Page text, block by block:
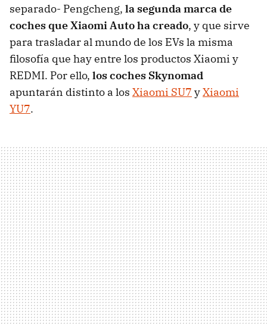
separado- Pengcheng, la segunda marca de
coches que Xiaomi Auto ha creado, y que sirve
para trasladar al mundo de los EVs la misma
filosofía que hay entre los productos Xiaomi y
REDMI. Por ello, los coches Skynomad
apuntarán distinto a los Xiaomi SU7 yXiaomi
YU7.